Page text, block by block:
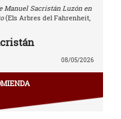
Manuel Sacristán Luzón en
(Els Arbres del Fahrenheit,
08/05/2026